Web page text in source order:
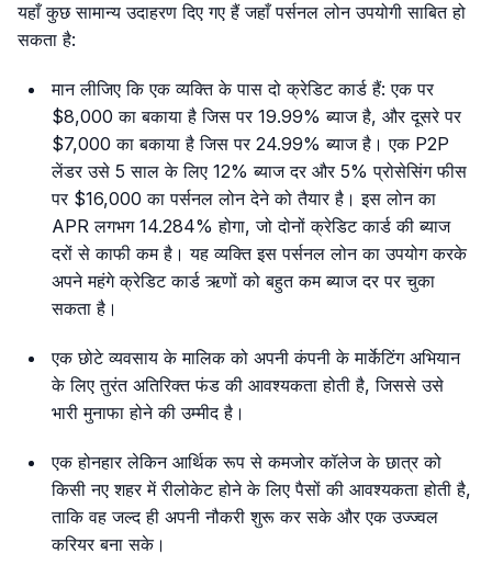
यहाँ कुछ सामान्य उदाहरण दिए गए हैं जहाँ पर्सनल लोन उपयोगी साबित हो
सकता है:
मान लीजिए कि एक व्यक्ति के पास दो क्रेडिट कार्ड हैं: एक पर
$8,000 का बकाया है जिस पर 19.99% ब्याज है, और दूसरे पर
$7,000 का बकाया है जिस पर 24.99% ब्याज है। एक P2P
लेंडर उसे 5 साल के लिए 12% ब्याज दर और 5% प्रोसेसिंग फीस
पर $16,000 का पर्सनल लोन देने को तैयार है। इस लोन का
APR लगभग 14.284% होगा, जो दोनों क्रेडिट कार्ड की ब्याज
दरों से काफी कम है। यह व्यक्ति इस पर्सनल लोन का उपयोग करके
अपने महंगे क्रेडिट कार्ड ऋणों को बहुत कम ब्याज दर पर चुका
सकता है।
एक छोटे व्यवसाय के मालिक को अपनी कंपनी के मार्केटिंग अभियान
के लिए तुरंत अतिरिक्त फंड की आवश्यकता होती है, जिससे उसे
भारी मुनाफा होने की उम्मीद है।
एक होनहार लेकिन आर्थिक रूप से कमजोर कॉलेज के छात्र को
किसी नए शहर में रीलोकेट होने के लिए पैसों की आवश्यकता होती है,
ताकि वह जल्द ही अपनी नौकरी शुरू कर सके और एक उज्ज्वल
करियर बना सके।